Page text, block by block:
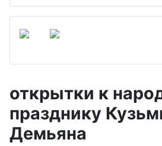
открытки к
празднику
Демьяна